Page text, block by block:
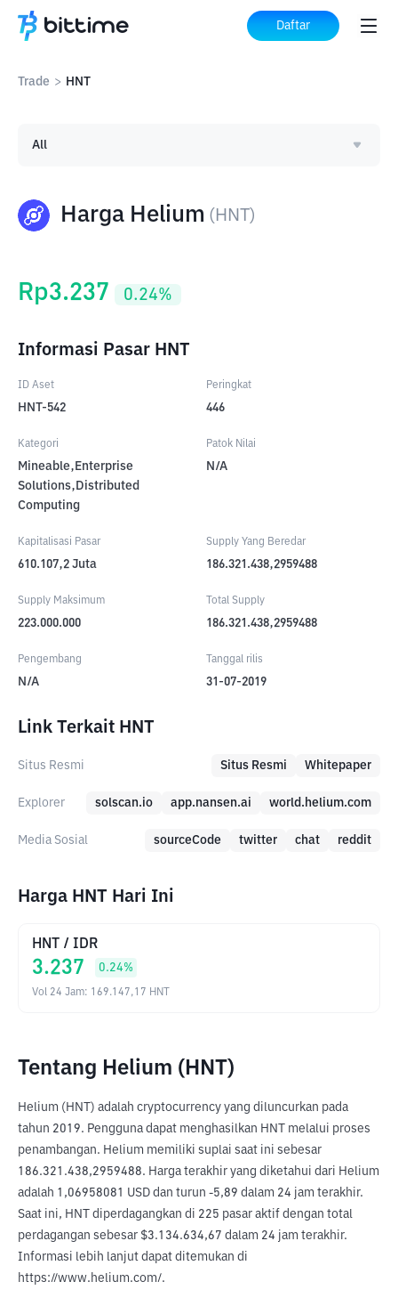
Daftar
Trade > HNT
Harga Helium ( HNT)
All
Rp3.237 0.24%
Informasi Pasar HNT
ID Aset
HNT-542
Peringkat
446
Kategori
Mineable,Enterprise
Solutions,Distributed
Computing
Patok Nilai
N/A
Kapitalisasi Pasar
610.107,2 Juta
Supply Yang Beredar
186.321.438,2959488
Supply Maksimum
223.000.000
Total Supply
186.321.438,2959488
Pengembang
N/A
Tanggal rilis
31-07-2019
Link Terkait HNT
Situs Resmi Situs Resmi Whitepaper
Explorer solscan.io app.nansen.ai world.helium.com
Media Sosial sourceCode twitter chat reddit
Harga HNT Hari Ini
HNT / IDR
3.237 0.24%
Vol 24 Jam: 169.147,17 HNT
Tentang Helium (HNT)
Helium (HNT) adalah cryptocurrency yang diluncurkan pada
tahun 2019. Pengguna dapat menghasilkan HNT melalui proses
penambangan. Helium memiliki suplai saat ini sebesar
186.321.438,2959488. Harga terakhir yang diketahui dari Helium
adalah 1,06958081 USD dan turun -5,89 dalam 24 jam terakhir.
Saat ini, HNT diperdagangkan di 225 pasar aktif dengan total
perdagangan sebesar $3.134.634,67 dalam 24 jam terakhir.
Informasi lebih lanjut dapat ditemukan di
https://www.helium.com/.